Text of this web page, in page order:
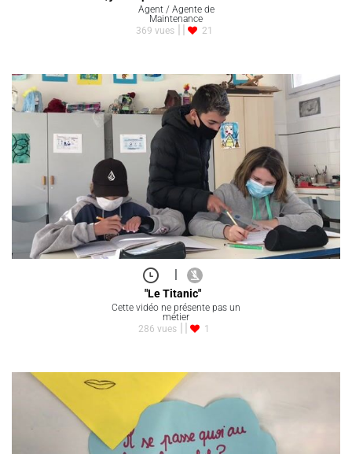
Agent / Agente de
Maintenance
369 vues
21
"Le Titanic"
Cette vidéo ne présente pas un
métier
286 vues
1